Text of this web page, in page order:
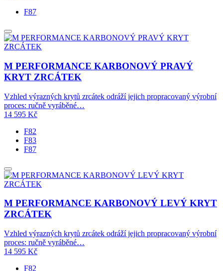
F87
M PERFORMANCE KARBONOVÝ PRAVÝ
KRYT ZRCÁTEK
Vzhled výrazných krytů zrcátek odráží jejich propracovaný výrobní
proces: ručně vyráběné…
14 595 Kč
F82
F83
F87
M PERFORMANCE KARBONOVÝ LEVÝ KRYT
ZRCÁTEK
Vzhled výrazných krytů zrcátek odráží jejich propracovaný výrobní
proces: ručně vyráběné…
14 595 Kč
F82